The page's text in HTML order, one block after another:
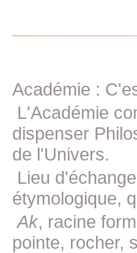
Académie :
L'Académie
dispenser
de l'Univers.
Lieu
étymologique,
Ak, racine
pointe, rocher,